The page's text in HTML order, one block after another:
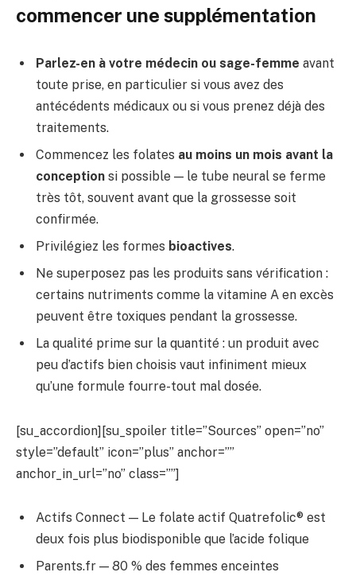
commencer une supplémentation
Parlez-en à votre médecin ou sage-femme avant
toute prise, en particulier si vous avez des
antécédents médicaux ou si vous prenez déjà des
traitements.
Commencez les folates au moins un mois avant la
conception si possible — le tube neural se ferme
très tôt, souvent avant que la grossesse soit
confirmée.
Privilégiez les formes bioactives.
Ne superposez pas les produits sans vérification :
certains nutriments comme la vitamine A en excès
peuvent être toxiques pendant la grossesse.
La qualité prime sur la quantité : un produit avec
peu d’actifs bien choisis vaut infiniment mieux
qu’une formule fourre-tout mal dosée.
[su_accordion][su_spoiler title=”Sources” open=”no”
style=”default” icon=”plus” anchor=””
anchor_in_url=”no” class=””]
Actifs Connect — Le folate actif Quatrefolic® est
deux fois plus biodisponible que l’acide folique
Parents.fr — 80 % des femmes enceintes